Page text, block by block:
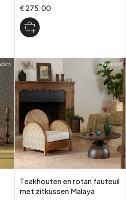
€ 275.00
Teakhouten en rotan fauteuil
met zitkussen Malaya